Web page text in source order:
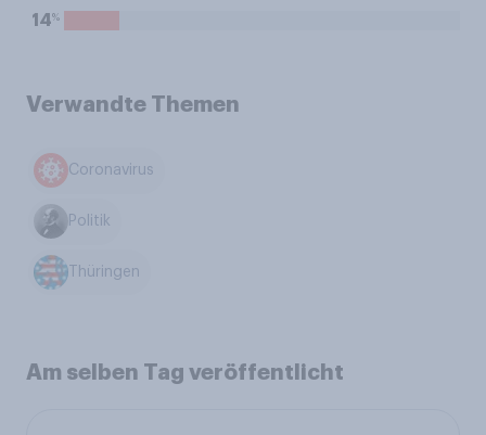
14%
Verwandte Themen
Coronavirus
Politik
Thüringen
Am selben Tag veröffentlicht